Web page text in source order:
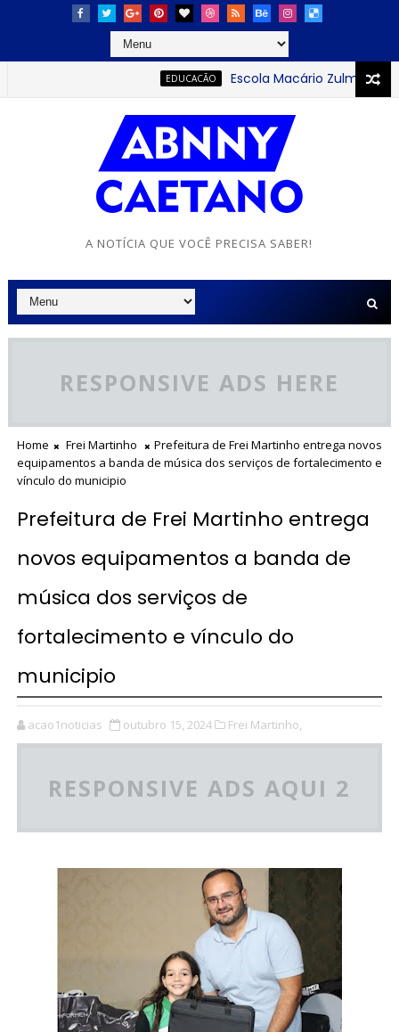
EDUCACÃO Escola Macário Zulmiro se
A NOTÍCIA QUE VOCÊ PRECISA SABER!
RESPONSIVE ADS HERE
Home Frei Martinho
Prefeitura de Frei Martinho entrega novos
equipamentos a banda de música dos serviços de fortalecimento e
vínculo do municipio
Prefeitura de Frei Martinho entrega
novos equipamentos a banda de
música dos serviços de
fortalecimento e vínculo do
municipio
acao1noticias outubro 15, 2024 Frei Martinho,
RESPONSIVE ADS AQUI 2